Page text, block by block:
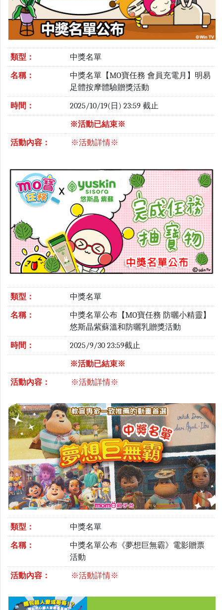
類型： 中獎名單
名稱：
中獎名單【MO寶任務 會員充電月】明易
足體按摩體驗贈獎活動
時間： 2025/10/19(日) 23:59 截止
※活動已結束※
活動內容： ※活動詳情※
類型： 中獎名單
名稱：
中獎名單公布【MO寶任務 防曬小精靈】
悠斯晶紫蘇溫和防曬乳贈獎活動
時間： 2025/9/30 23:59截止
※活動已結束※
活動內容： ※活動詳情※
類型： 中獎名單
名稱：
中獎名單公布《夢想巨無霸》電影贈票
活動
活動內容： ※活動詳情※